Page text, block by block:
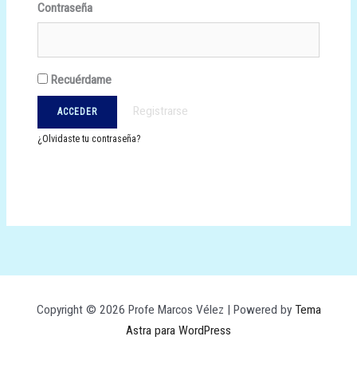
Contraseña
Recuérdame
Registrarse
¿Olvidaste tu contraseña?
Copyright © 2026 Profe Marcos Vélez | Powered by Tema
Astra para WordPress